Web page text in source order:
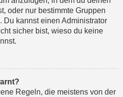
oder nur bestimmte Gruppen
Du kannst einen Administrator
sicher bist, wieso du keine
Regeln, die meistens von der